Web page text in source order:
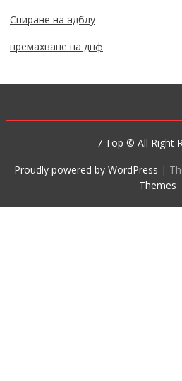
Спиране на адблу
премахване на дпф
7 Top © All Right
Proudly powered by WordPress |
Themes